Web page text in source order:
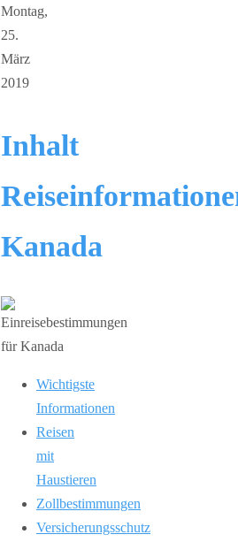
Montag,
25.
März
2019
Inhalt
Kanada
Wichtigste
Informationen
Reisen
mit
Haustieren
Zollbestimmungen
Versicherungsschutz